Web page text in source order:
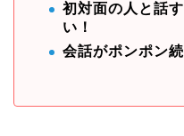
初対面の人と話
い！
会話がポンポン